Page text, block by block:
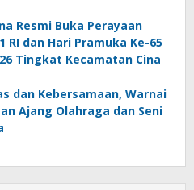
Resmi Buka Perayaan
RI dan Hari Pramuka Ke-65
Tingkat Kecamatan Cina
dan Kebersamaan, Warnai
Ajang Olahraga dan Seni